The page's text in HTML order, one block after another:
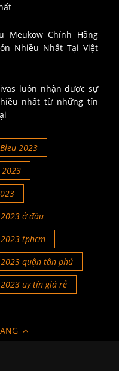
Meukow Chính Hãng
Nhiều Nhất Tại Việt
luôn nhận được sự
nhất từ những tín
2023
ở đâu
tphcm
quận tân phú
uy tín giá rẻ